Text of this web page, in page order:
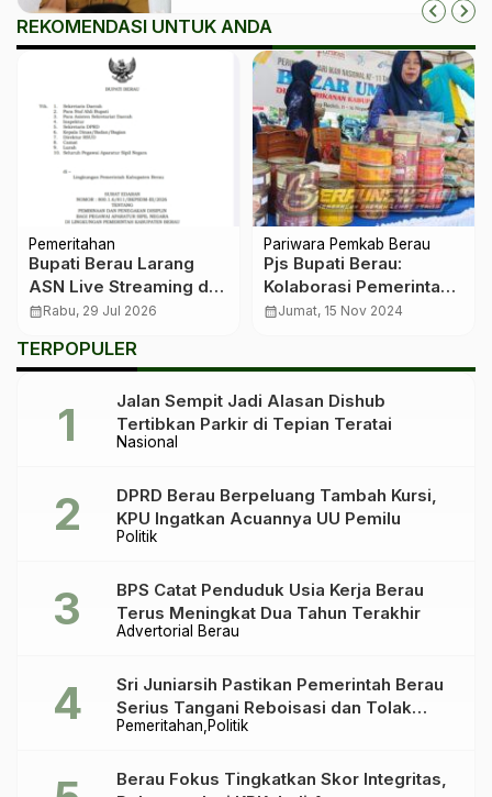
REKOMENDASI UNTUK ANDA
Pemeritahan
Bupati Berau Larang
ASN Live Streaming dan
Nongkrong di Kafe Saat
calendar_monthRabu, 29 Jul 2026
Pariwara Pemkab Berau
Pjs Bupati Berau:
Kolaborasi Pemerintah
dan UMKM Kunci
calendar_monthJumat, 15 Nov 2024
TERPOPULER
Nasional
Jalan Sempit Jadi Alasan Dishub
Tertibkan Parkir di Tepian Teratai
Politik
DPRD Berau Berpeluang Tambah Kursi,
KPU Ingatkan Acuannya UU Pemilu
Advertorial Berau
BPS Catat Penduduk Usia Kerja Berau
Terus Meningkat Dua Tahun Terakhir
Pemeritahan Politik
Sri Juniarsih Pastikan Pemerintah Berau
Serius Tangani Reboisasi dan Tolak
Praktik Ilegal
Berau Fokus Tingkatkan Skor Integritas,